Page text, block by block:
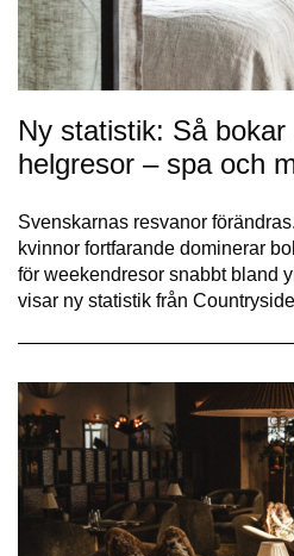
Ny statistik: Så
helgresor – spa och
Svenskarnas resvanor
kvinnor fortfarande dominerar
för weekendresor snabbt bland
visar ny statistik från